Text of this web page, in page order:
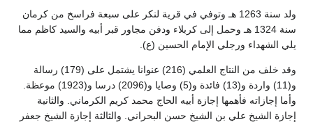
ولد سنة 1263 هـ وتوفي في قرية لنكر على سبعة فراسخ من كرمان
سنة 1324 هـ وحمل إلى كربلاء ودفن مجاور قبر أبيه والسيد كاظم مما
يلي الشهداء ورجلي الإمام الحسين (ع).
وقد خلف من النتاج العلمي (216) عنوانا يشتمل على (179) رسالة
و(11) واردة و(13) فائدة و(5) وصايا و(2096) درسا و(1923) موعظة.
وأما إجازاته فأهمها إجازة أبيه الحاج محمد كريم الكرماني. والثانية
إجازة الشيخ علي بن الشيخ حسن البحراني. والثالثة إجازة الشيخ جعفر